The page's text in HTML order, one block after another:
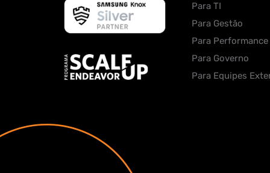
Para TI
Para Gestão
Para Performance
Para Governo
Para Equipes